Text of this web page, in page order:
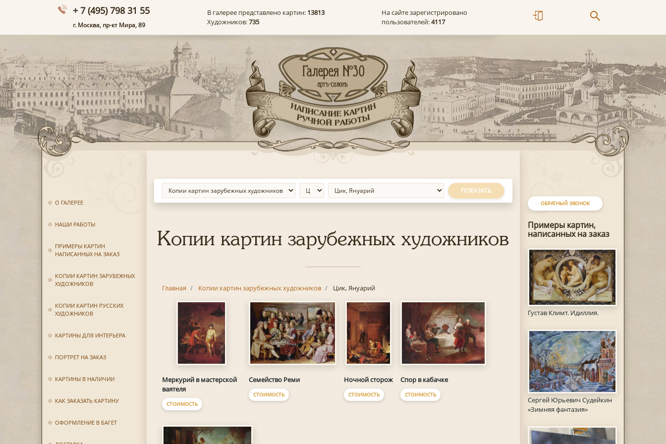
+ 7 (495) 798 31 55
г. Москва, пр-кт Мира, 89
В галерее представлено картин: 13813
Художников:735
На сайте зарегистрировано
пользователей:4117
О ГАЛЕРЕЕ
НАШИ РАБОТЫ
ПРИМЕРЫ КАРТИН
НАПИСАННЫХ НА ЗАКАЗ
КОПИИ КАРТИН ЗАРУБЕЖНЫХ
ХУДОЖНИКОВ
КОПИИ КАРТИН РУССКИХ
ХУДОЖНИКОВ
КАРТИНЫ ДЛЯ ИНТЕРЬЕРА
ПОРТРЕТ НА ЗАКАЗ
КАРТИНЫ В НАЛИЧИИ
КАК ЗАКАЗАТЬ КАРТИНУ
ОФОРМЛЕНИЕ В БАГЕТ
ОБРАТНЫЙ ЗВОНОК
Примеры картин,
написанных на заказ
Густав Климт. Идиллия.
Сергей Юрьевич Судейкин
«Зимняя фантазия»
ПОКАЗАТЬ
Копии картин зарубежных художников
Главная Копии картин зарубежных художников Цик, Януарий
Меркурий в мастерской
ваятеля
СТОИМОСТЬ
Семейство Реми
СТОИМОСТЬ
Ночной сторож
СТОИМОСТЬ
Спор в кабачке
СТОИМОСТЬ